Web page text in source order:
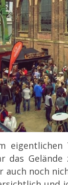
eigentlichen
das
auch noch